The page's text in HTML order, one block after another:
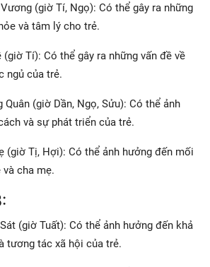
(giờ Tí, Ngọ): Có thể gây ra những
và tâm lý cho trẻ.
(giờ Tí): Có thể gây ra những vấn đề về
ngủ của trẻ.
Quân (giờ Dần, Ngọ, Sửu): Có thể ảnh
và sự phát triển của trẻ.
(giờ Tị, Hợi): Có thể ảnh hưởng đến mối
cha mẹ.
(giờ Tuất): Có thể ảnh hưởng đến khả
tương tác xã hội của trẻ.